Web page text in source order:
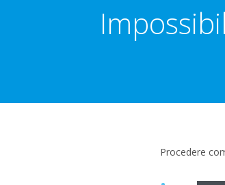
Procedere